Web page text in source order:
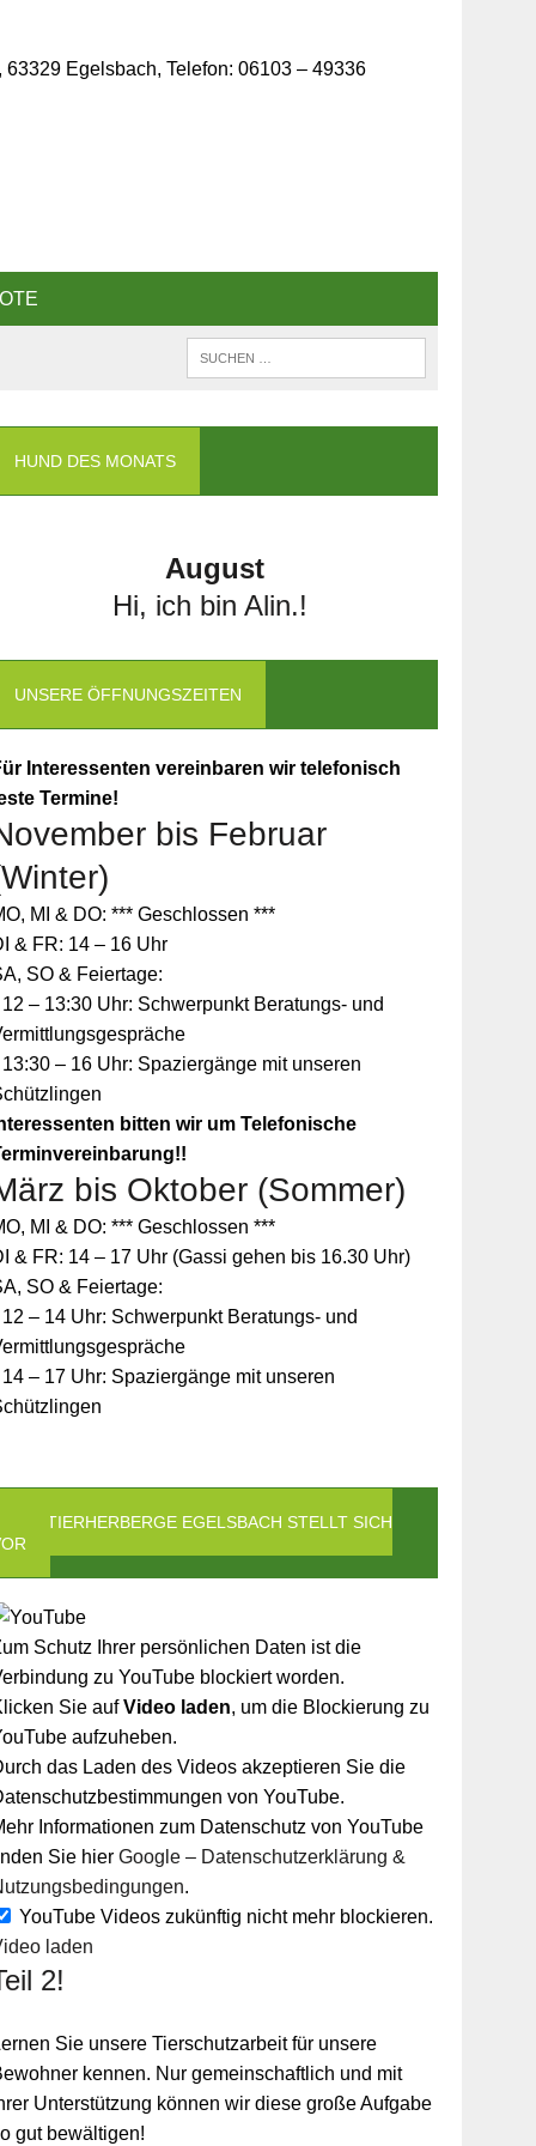
Egelsbach, Telefon: 06103 – 49336
HUND DES MONATS
August
Hi, ich bin Alin.!
UNSERE ÖFFNUNGSZEITEN
Interessenten vereinbaren wir telefonisch
Termine!
bis Februar
MI & DO: *** Geschlossen ***
& FR: 14 – 16 Uhr
SO & Feiertage:
12 – 13:30 Uhr: Schwerpunkt Beratungs- und
13:30 – 16 Uhr: Spaziergänge mit unseren
bitten wir um Telefonische
bis Oktober (Sommer)
MI & DO: *** Geschlossen ***
& FR: 14 – 17 Uhr (Gassi gehen bis 16.30 Uhr)
SO & Feiertage:
12 – 14 Uhr: Schwerpunkt Beratungs- und
14 – 17 Uhr: Spaziergänge mit unseren
DIE TIERHERBERGE EGELSBACH STELLT SICH
Schutz Ihrer persönlichen Daten ist die
zu YouTube blockiert worden.
Sie aufVideo laden, um die Blockierung zu
aufzuheben.
das Laden des Videos akzeptieren Sie die
von YouTube.
Informationen zum Datenschutz von YouTube
Sie hierGoogle – Datenschutzerklärung &
.
YouTube Videos zukünftig nicht mehr blockieren.
laden
2!
Sie unsere Tierschutzarbeit für unsere
kennen. Nur gemeinschaftlich und mit
Unterstützung können wir diese große Aufgabe
gut bewältigen!